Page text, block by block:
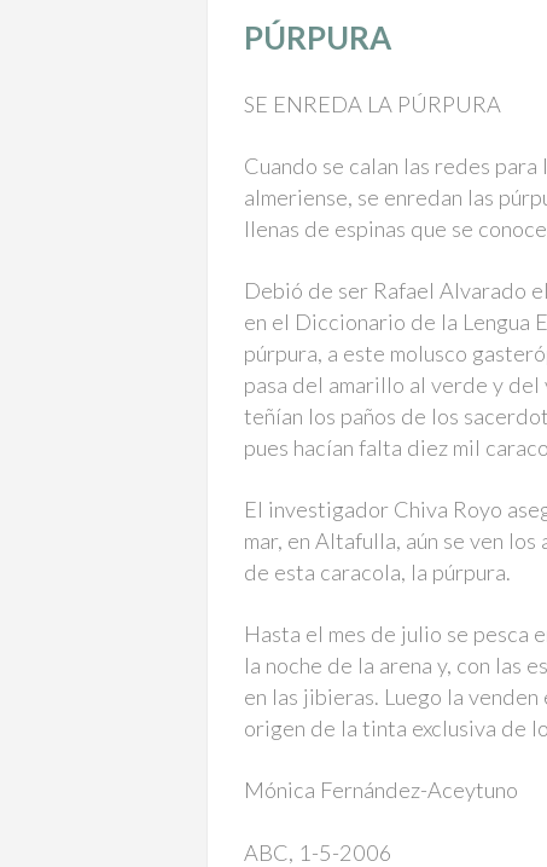
PÚRPURA
SE ENREDA LA PÚRPURA
Cuando se calan las redes
almeriense, se enredan las
llenas de espinas que se
Debió de ser Rafael Alvarado
en el Diccionario de la Lengua
púrpura, a este molusco
pasa del amarillo al verde y
teñían los paños de los
pues hacían falta diez mil
El investigador Chiva Royo
mar, en Altafulla, aún se ven
de esta caracola, la púrpura.
Hasta el mes de julio se pesca
la noche de la arena y, con las
en las jibieras. Luego la
origen de la tinta exclusiva de
Mónica Fernández-Aceytuno
ABC, 1-5-2006